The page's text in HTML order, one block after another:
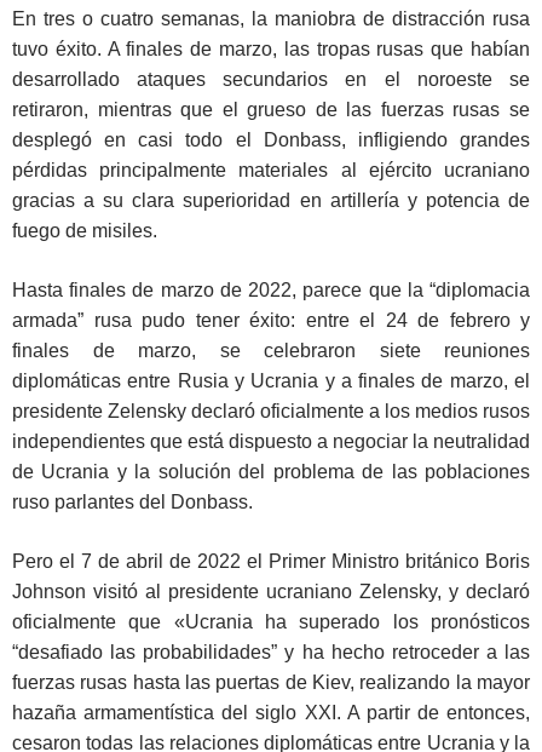
En tres o cuatro semanas, la maniobra de distracción rusa
tuvo éxito. A finales de marzo, las tropas rusas que habían
desarrollado ataques secundarios en el noroeste se
retiraron, mientras que el grueso de las fuerzas rusas se
desplegó en casi todo el Donbass, infligiendo grandes
pérdidas principalmente materiales al ejército ucraniano
gracias a su clara superioridad en artillería y potencia de
fuego de misiles.
Hasta finales de marzo de 2022, parece que la “diplomacia
armada” rusa pudo tener éxito: entre el 24 de febrero y
finales de marzo, se celebraron siete reuniones
diplomáticas entre Rusia y Ucrania y a finales de marzo, el
presidente Zelensky declaró oficialmente a los medios rusos
independientes que está dispuesto a negociar la neutralidad
de Ucrania y la solución del problema de las poblaciones
ruso parlantes del Donbass.
Pero el 7 de abril de 2022 el Primer Ministro británico Boris
Johnson visitó al presidente ucraniano Zelensky, y declaró
oficialmente que «Ucrania ha superado los pronósticos
“desafiado las probabilidades” y ha hecho retroceder a las
fuerzas rusas hasta las puertas de Kiev, realizando la mayor
hazaña armamentística del siglo XXI. A partir de entonces,
cesaron todas las relaciones diplomáticas entre Ucrania y la